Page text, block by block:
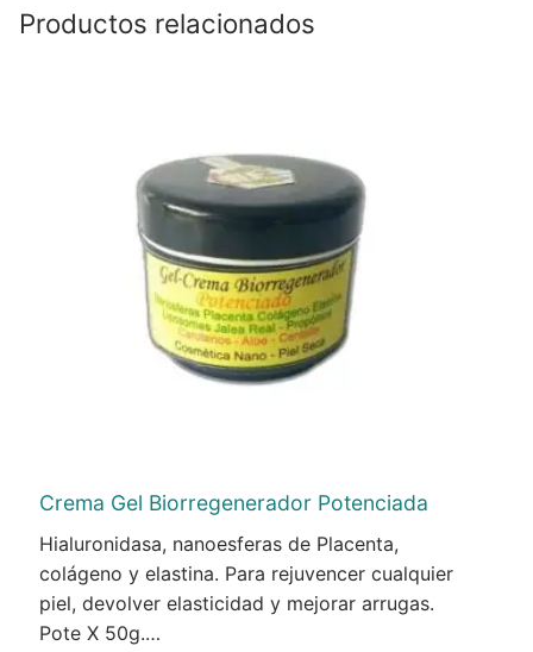
Productos relacionados
Crema Gel Biorregenerador Potenciada
Hialuronidasa, nanoesferas de Placenta,
colágeno y elastina. Para rejuvencer cualquier
piel, devolver elasticidad y mejorar arrugas.
Pote X 50g.…